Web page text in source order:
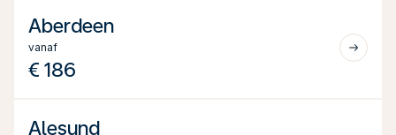
Aberdeen
vanaf
€ 186
Alesund